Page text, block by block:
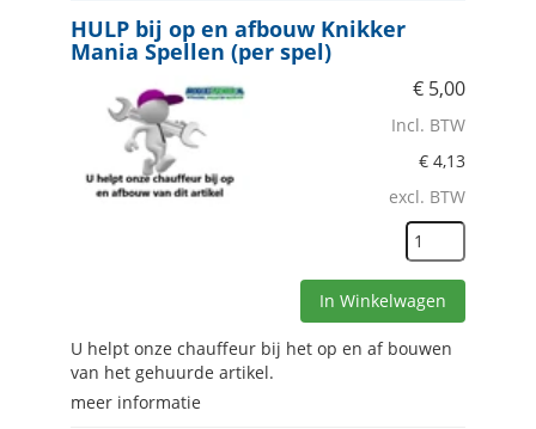
HULP bij op en afbouw Knikker
Mania Spellen (per spel)
€ 5,00
Incl. BTW
€ 4,13
excl. BTW
In Winkelwagen
U helpt onze chauffeur bij het op en af bouwen
van het gehuurde artikel.
meer informatie